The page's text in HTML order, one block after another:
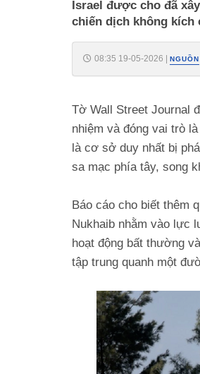
Israel được cho đã
chiến dịch không kích
08:35 19-05-2026 | NGUỒN
Tờ Wall Street Journal
nhiệm và đóng vai trò
là cơ sở duy nhất bị
sa mạc phía tây, song
Báo cáo cho biết thêm
Nukhaib nhằm vào lực
hoạt động bất thường
tập trung quanh một